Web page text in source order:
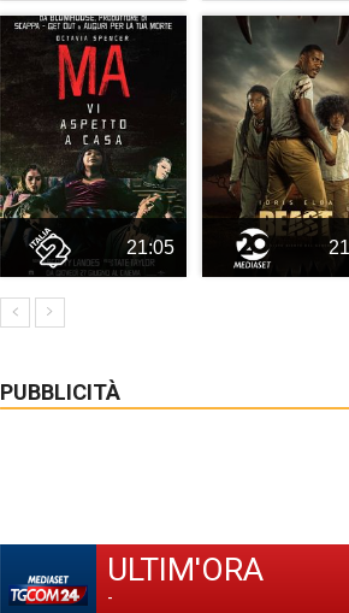
21:05
PUBBLICITÀ
ULTIM'ORA
-